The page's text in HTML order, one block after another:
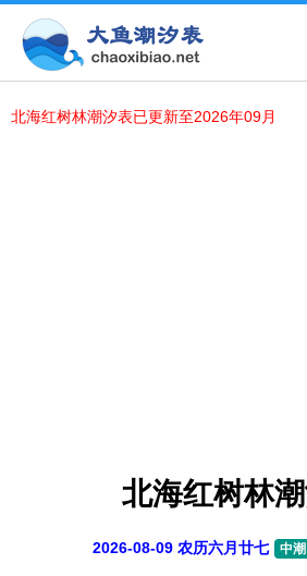
北海红树林潮汐表已更新至2026年09月
北海红树林
2026-08-09 农历六月廿七 中潮